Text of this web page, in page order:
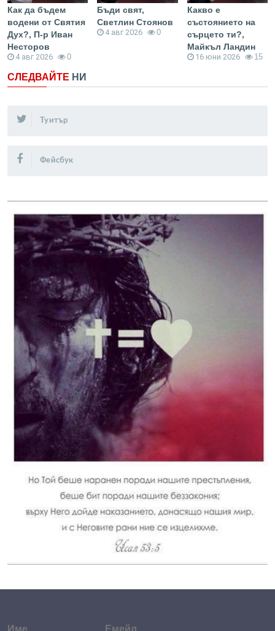
Как да бъдем
водени от Святия
Дух?, П-р Иван
Несторов
4 авг 2026 0
Бъди свят,
Светлин Стоянов
4 авг 2026 0
Какво е
състоянието на
сърцето ти?,
Майкъл Ландин
16 юни 2026 15
СЛЕДВАЙТЕ НИ
Туитър
Фейсбук